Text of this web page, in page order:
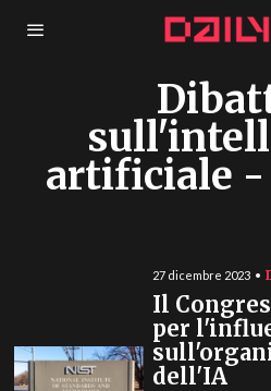
artificiale -
27 dicembre 2023
Il
per
dell'IA